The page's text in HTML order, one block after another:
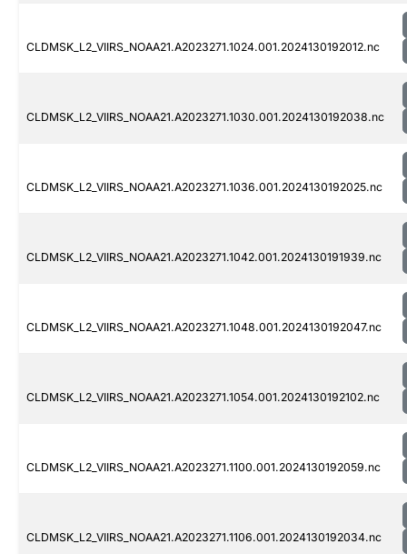
CLDMSK_L2_VIIRS_NOAA21.A2023271.1024.001.2024130192012.nc
CLDMSK_L2_VIIRS_NOAA21.A2023271.1030.001.2024130192038.nc
CLDMSK_L2_VIIRS_NOAA21.A2023271.1036.001.2024130192025.nc
CLDMSK_L2_VIIRS_NOAA21.A2023271.1042.001.2024130191939.nc
CLDMSK_L2_VIIRS_NOAA21.A2023271.1048.001.2024130192047.nc
CLDMSK_L2_VIIRS_NOAA21.A2023271.1054.001.2024130192102.nc
CLDMSK_L2_VIIRS_NOAA21.A2023271.1100.001.2024130192059.nc
CLDMSK_L2_VIIRS_NOAA21.A2023271.1106.001.2024130192034.nc